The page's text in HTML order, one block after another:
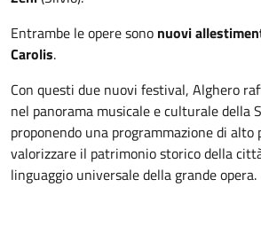
Entrambe le opere sono nuovi
Carolis.
Con questi due nuovi festival, Alghero
nel panorama musicale e culturale della
proponendo una programmazione di alto
valorizzare il patrimonio storico della
linguaggio universale della grande opera.